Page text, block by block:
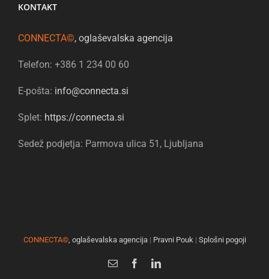
KONTAKT
CONNECTA©, oglaševalska agencija
Telefon: +386 1 234 00 60
E-pošta: info@connecta.si
Splet: https://connecta.si
Sedež podjetja: Parmova ulica 51, Ljubljana
CONNECTA©, oglaševalska agencija | Pravni Pouk | Splošni pogoji
Email FacebookLinkedIn